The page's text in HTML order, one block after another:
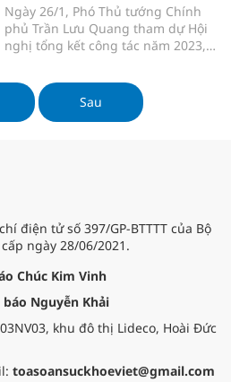
Ngày 26/1, Phó Thủ tướng Chính
phủ Trần Lưu Quang tham dự Hội
nghị tổng kết công tác năm 2023,
2024 của Ủy ban quốc gia phòng,
chống AIDS, ma túy, mại dâm.
Sau
điện tử số 397/GP-BTTTT của Bộ
ngày 28/06/2021.
Chúc Kim Vinh
báo Nguyễn Khải
khu đô thị Lideco, Hoài Đức
toasoansuckhoeviet@gmail.com